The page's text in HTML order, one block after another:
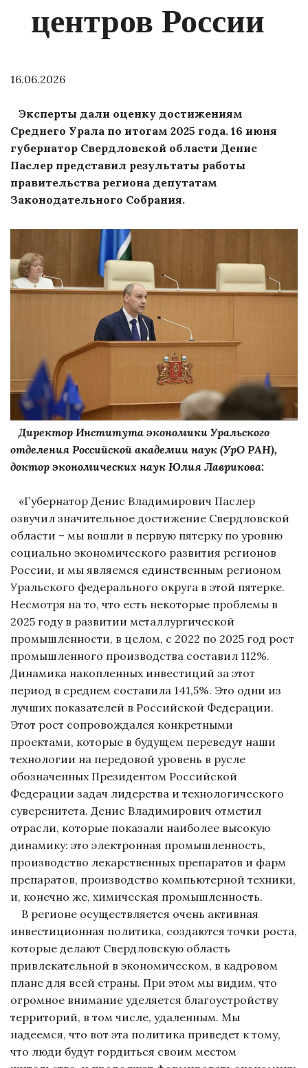
центров России
16.06.2026
Эксперты дали оценку достижениям
Среднего Урала по итогам 2025 года. 16 июня
губернатор Свердловской области Денис
Паслер представил результаты работы
правительства региона депутатам
Законодательного Собрания.
Директор Института экономики Уральского
отделения Российской академии наук (УрО РАН),
доктор экономических наук Юлия Лаврикова:
«Губернатор Денис Владимирович Паслер
озвучил значительное достижение Свердловской
области – мы вошли в первую пятерку по уровню
социально экономического развития регионов
России, и мы являемся единственным регионом
Уральского федерального округа в этой пятерке.
Несмотря на то, что есть некоторые проблемы в
2025 году в развитии металлургической
промышленности, в целом, с 2022 по 2025 год рост
промышленного производства составил 112%.
Динамика накопленных инвестиций за этот
период в среднем составила 141,5%. Это одни из
лучших показателей в Российской Федерации.
Этот рост сопровождался конкретными
проектами, которые в будущем переведут наши
технологии на передовой уровень в русле
обозначенных Президентом Российской
Федерации задач лидерства и технологического
суверенитета. Денис Владимирович отметил
отрасли, которые показали наиболее высокую
динамику: это электронная промышленность,
производство лекарственных препаратов и фарм
препаратов, производство компьютерной техники,
и, конечно же, химическая промышленность.
В регионе осуществляется очень активная
инвестиционная политика, создаются точки роста,
которые делают Свердловскую область
привлекательной в экономическом, в кадровом
плане для всей страны. При этом мы видим, что
огромное внимание уделяется благоустройству
территорий, в том числе, удаленным. Мы
надеемся, что вот эта политика приведет к тому,
что люди будут гордиться своим местом